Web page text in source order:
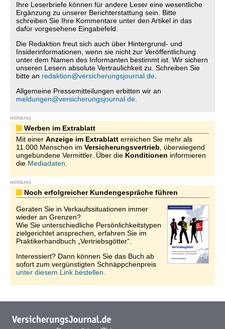
Ihre Leserbriefe können für andere Leser eine wesentliche
Ergänzung zu unserer Berichterstattung sein. Bitte
schreiben Sie Ihre Kommentare unter den Artikel in das
dafür vorgesehene Eingabefeld.
Die Redaktion freut sich auch über Hintergrund- und
Insiderinformationen, wenn sie nicht zur Veröffentlichung
unter dem Namen des Informanten bestimmt ist. Wir sichern
unseren Lesern absolute Vertraulichkeit zu. Schreiben Sie
bitte an redaktion@versicherungsjournal.de
Allgemeine Pressemitteilungen erbitten wir an
meldungen@versicherungsjournal.de
WERBUNG
Werben im Extrablatt
Mit einer Anzeige im Extrablatt erreichen Sie mehr als
11.000 Menschen im Versicherungsvertrieb , überwiegend
ungebundene Vermittler. Über die Konditionen informieren
die Mediadaten
WERBUNG
Noch erfolgreicher Kundengespräche führen
Geraten Sie in Verkaufssituationen immer
wieder an Grenzen?
Wie Sie unterschiedliche Persönlichkeitstypen
zielgerichtet ansprechen, erfahren Sie im
Praktikerhandbuch „Vertriebsgötter“.
Interessiert? Dann können Sie das Buch ab
sofort zum vergünstigten Schnäppchenpreis
unter diesem Link bestellen.